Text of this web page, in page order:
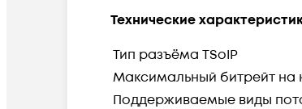
Технические
Тип разъёма TSoIP
Максимальный битрейт на
Поддерживаемые виды